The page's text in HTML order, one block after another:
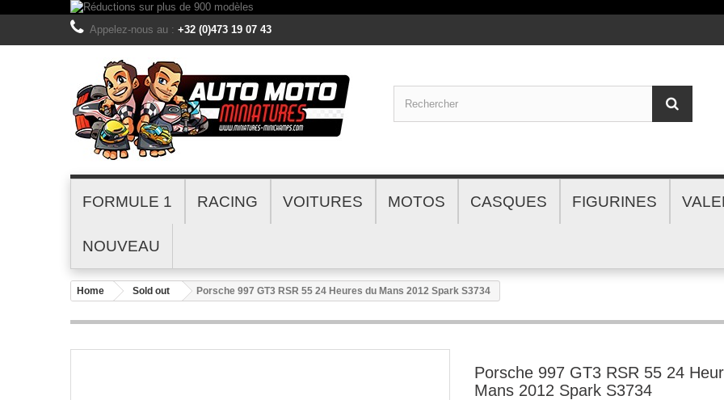
Appelez-nous au : +32 (0)473 19 07 43
FORMULE 1 RACING VOITURES MOTOS CASQUES FIGURINES
NOUVEAU
Home Sold out Porsche 997 GT3 RSR 55 24 Heures du Mans 2012 Spark S3734
Porsche 997 GT3 RSR 55 24
Mans 2012 Spark S3734